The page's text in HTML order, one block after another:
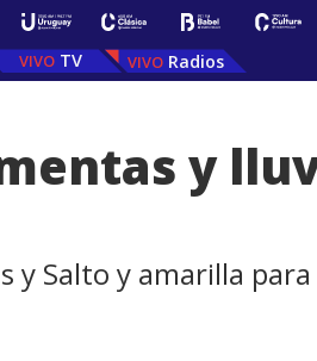
TV Radios
y
Salto y amarilla